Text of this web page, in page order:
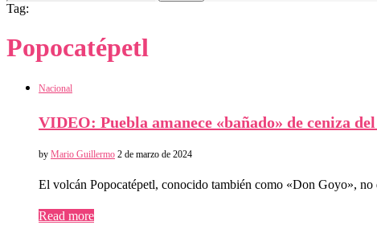
Tag:
Popocatépetl
Nacional
VIDEO: Puebla amanece «bañado» de ceniza
by Mario Guillermo 2 de marzo de 2024
El volcán Popocatépetl, conocido también como «Don Goyo»,
Read more